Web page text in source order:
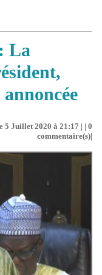
La
5 Juillet 2020 à 21:17 | | 0
commentaire(s)|